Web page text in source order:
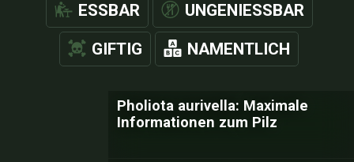
ESSBAR UNGENIESSBAR
GIFTIG NAMENTLICH
Pholiota aurivella: Maximale
Informationen zum Pilz